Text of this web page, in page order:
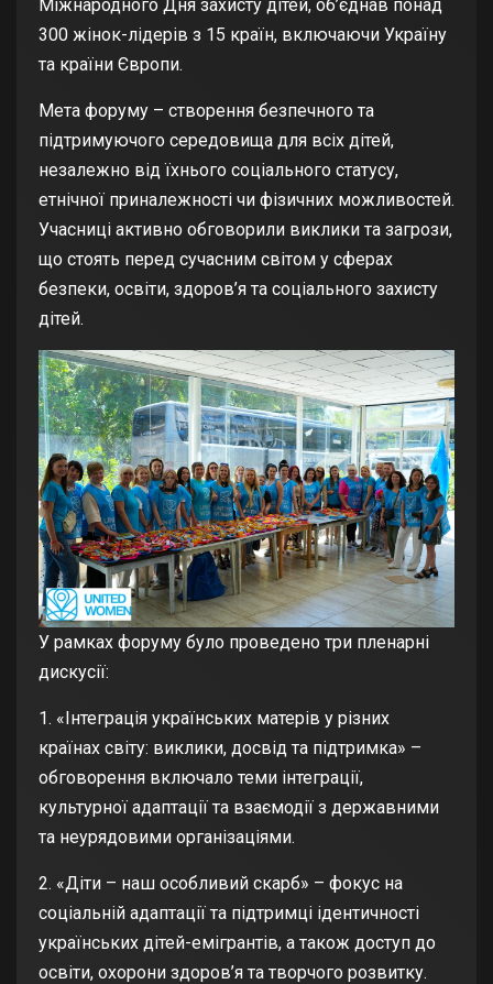
Міжнародного Дня захисту дітей, об’єднав понад
300 жінок-лідерів з 15 країн, включаючи Україну
та країни Європи.
Мета форуму – створення безпечного та
підтримуючого середовища для всіх дітей,
незалежно від їхнього соціального статусу,
етнічної приналежності чи фізичних можливостей.
Учасниці активно обговорили виклики та загрози,
що стоять перед сучасним світом у сферах
безпеки, освіти, здоров’я та соціального захисту
дітей.
У рамках форуму було проведено три пленарні
дискусії:
1. «Інтеграція українських матерів у різних
країнах світу: виклики, досвід та підтримка» –
обговорення включало теми інтеграції,
культурної адаптації та взаємодії з державними
та неурядовими організаціями.
2. «Діти – наш особливий скарб» – фокус на
соціальній адаптації та підтримці ідентичності
українських дітей-емігрантів, а також доступ до
освіти, охорони здоров’я та творчого розвитку.